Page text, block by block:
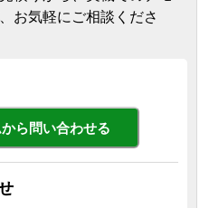
お気軽にご相談くださ
ら問い合わせる